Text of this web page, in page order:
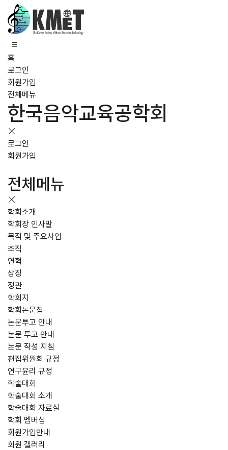
홈
로그인
회원가입
전체메뉴
한국음악교육공학회
로그인
회원가입
전체메뉴
학회소개
학회장 인사말
목적 및 주요사업
조직
연혁
상징
정관
학회지
학회논문집
논문투고 안내
논문 투고 안내
논문 작성 지침
편집위원회 규정
연구윤리 규정
학술대회
학술대회 소개
학술대회 자료실
학회 멤버십
회원가입안내
회원 갤러리